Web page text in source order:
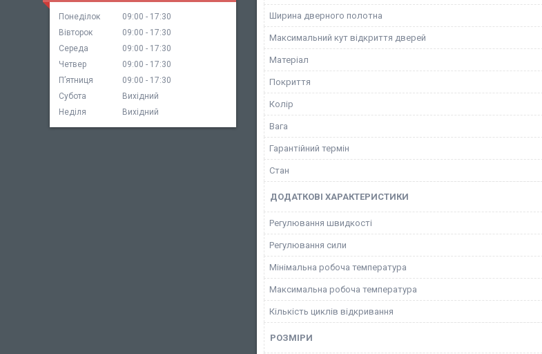
Ширина дверного полотна
Максимальний кут відкриття дверей
Матеріал
Покриття
Колір
Вага
Гарантійний термін
Стан
ДОДАТКОВІ ХАРАКТЕРИСТИКИ
Регулювання швидкості
Регулювання сили
Мінімальна робоча температура
Максимальна робоча температура
Кількість циклів відкривання
РОЗМІРИ
Понеділок 09:00
17:30
Вівторок
09:00
17:30
Середа
09:00
17:30
Четвер
09:00
17:30
Пʼятниця
09:00
17:30
Субота
Вихідний
Неділя
Вихідний